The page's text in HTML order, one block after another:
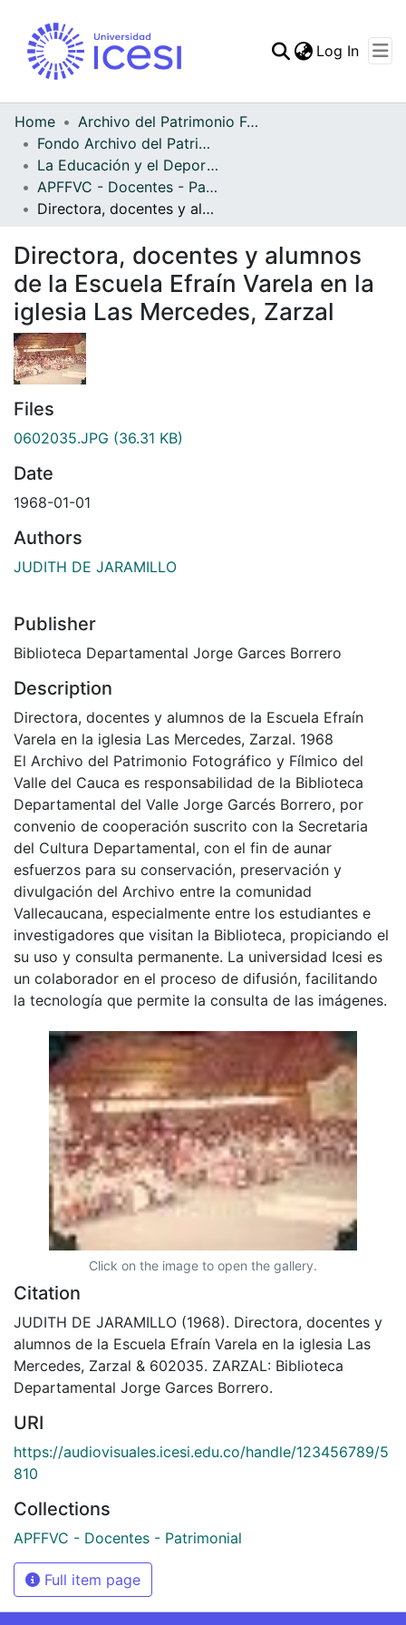
Log In
Home
Archivo del Patrimonio Fotográfico y Fílmico del Valle del Cauca
Fondo Archivo del Patrimonio Fotográfico y Fílmico del Valle del Cauca
La Educación y el Deporte
APFFVC - Docentes - Patrimonial
Directora, docentes y alumnos de la Escuela Efraín Varela en la iglesia Las Mercedes, Zarzal
Directora, docentes y alumnos
de la Escuela Efraín Varela en la
iglesia Las Mercedes, Zarzal
Files
0602035.JPG (36.31 KB)
Date
1968-01-01
Authors
JUDITH DE JARAMILLO
Publisher
Biblioteca Departamental Jorge Garces Borrero
Description
Directora, docentes y alumnos de la Escuela Efraín
Varela en la iglesia Las Mercedes, Zarzal. 1968
El Archivo del Patrimonio Fotográfico y Fílmico del
Valle del Cauca es responsabilidad de la Biblioteca
Departamental del Valle Jorge Garcés Borrero, por
convenio de cooperación suscrito con la Secretaria
del Cultura Departamental, con el fin de aunar
esfuerzos para su conservación, preservación y
divulgación del Archivo entre la comunidad
Vallecaucana, especialmente entre los estudiantes e
investigadores que visitan la Biblioteca, propiciando el
su uso y consulta permanente. La universidad Icesi es
un colaborador en el proceso de difusión, facilitando
la tecnología que permite la consulta de las imágenes.
Click on the image to open the gallery.
Citation
JUDITH DE JARAMILLO (1968). Directora, docentes y
alumnos de la Escuela Efraín Varela en la iglesia Las
Mercedes, Zarzal & 602035. ZARZAL: Biblioteca
Departamental Jorge Garces Borrero.
URI
https://audiovisuales.icesi.edu.co/handle/123456789/5
810
Collections
APFFVC - Docentes - Patrimonial
Full item page